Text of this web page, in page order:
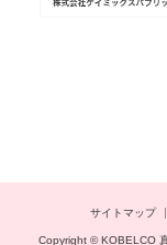
サイトマップ
Copyright © KOBELCO